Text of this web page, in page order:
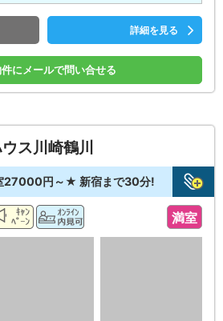
詳細を見る
にメールで問い合せる
ス川崎鶴川
27000円～★ 新宿まで30分!
満室